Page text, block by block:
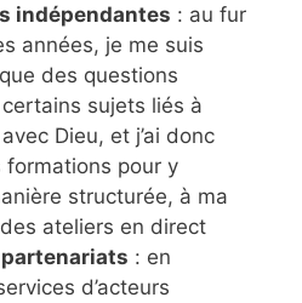
indépendantes : au fur
années, je me suis
des questions
sujets liés à
Dieu, et j’ai donc
formations pour y
structurée, à ma
ateliers en direct
: en
d’acteurs